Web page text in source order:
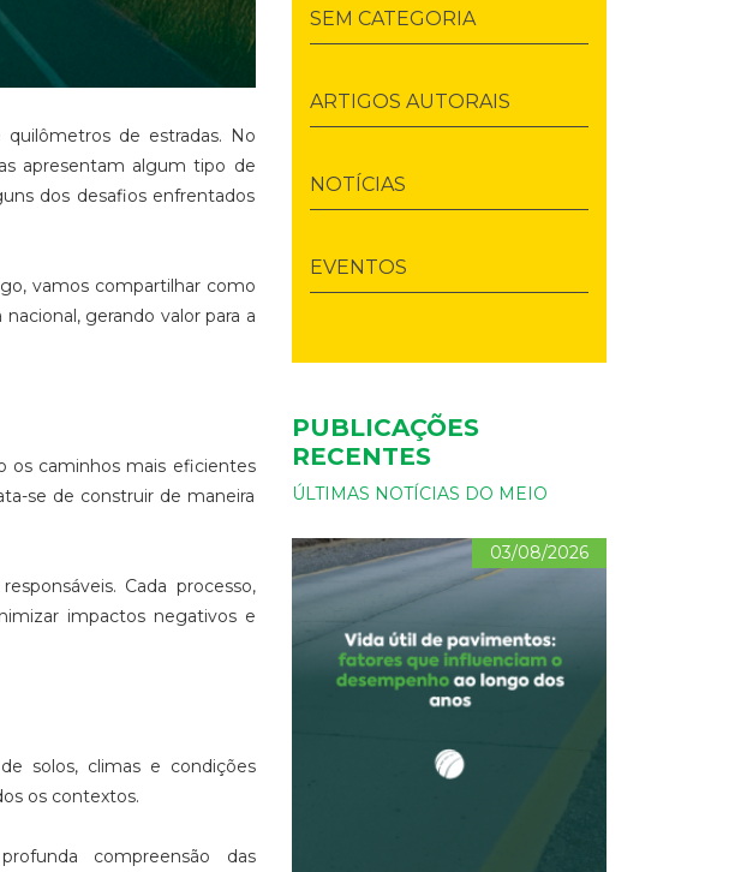
de estradas. No
apresentam algum tipo de
dos desafios enfrentados
vamos compartilhar como
gerando valor para a
os caminhos mais eficientes
se de construir de maneira
Cada processo,
impactos negativos e
solos, climas e condições
os contextos.
compreensão das
SEM CATEGORIA
ARTIGOS AUTORAIS
NOTÍCIAS
EVENTOS
PUBLICAÇÕES
RECENTES
ÚLTIMAS NOTÍCIAS DO MEIO
03/08/2026